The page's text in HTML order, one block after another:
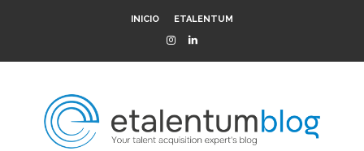
INICIO ETALENTUM